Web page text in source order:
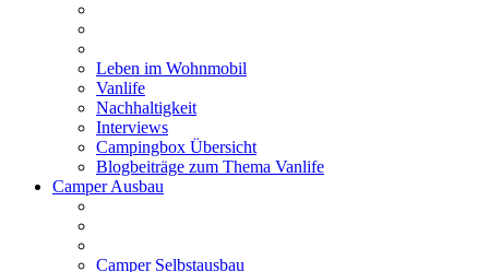
Leben im Wohnmobil
Vanlife
Nachhaltigkeit
Interviews
Campingbox Übersicht
Blogbeiträge zum Thema Vanlife
Camper Ausbau
Camper Selbstausbau